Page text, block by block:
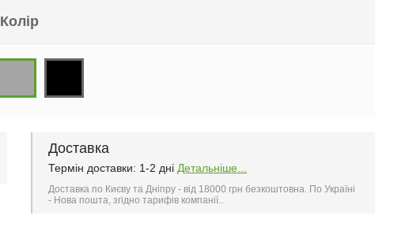
Колір
Доставка
Термін доставки: 1-2 дні Детальніше...
Доставка по Києву та Дніпру - від 18000 грн безкоштовна. По Україні
- Нова пошта, згідно тарифів компанії..